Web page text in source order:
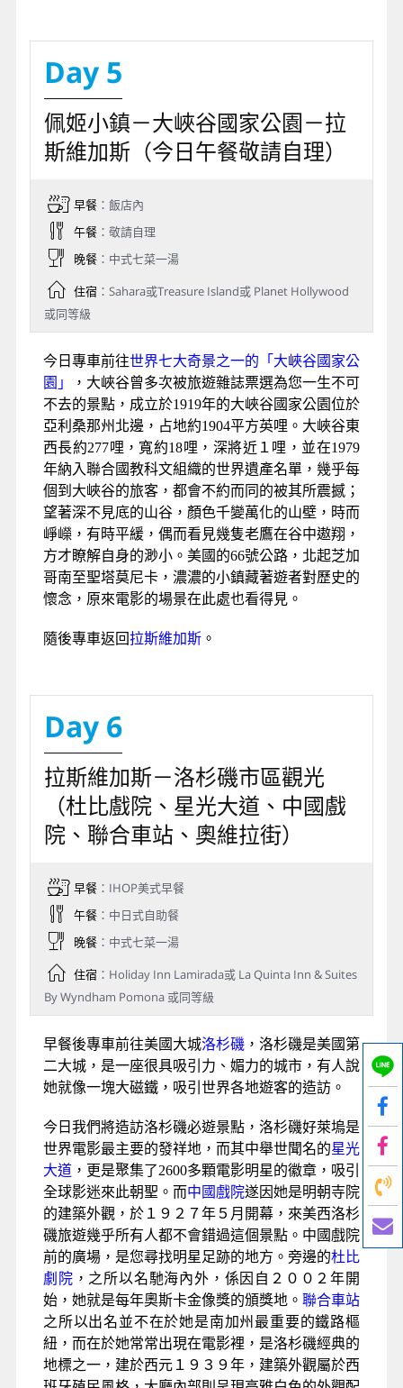
Day 5
佩姬小鎮－大峽谷國家公園－拉
斯維加斯（今日午餐敬請自理）
早餐：飯店內
午餐：敬請自理
晚餐：中式七菜一湯
住宿：Sahara或Treasure Island或 Planet Hollywood
或同等級
今日專車前往世界七大奇景之一的「大峽谷國家公
園」
，大峽谷曾多次被旅遊雜誌票選為您一生不可
不去的景點，成立於1919年的大峽谷國家公園位於
亞利桑那州北邊，占地約1904平方英哩。大峽谷東
西長約277哩，寬約18哩，深將近１哩，並在1979
年納入聯合國教科文組織的世界遺產名單，幾乎每
個到大峽谷的旅客，都會不約而同的被其所震撼；
望著深不見底的山谷，顏色千變萬化的山壁，時而
崢嶸，有時平緩，偶而看見幾隻老鷹在谷中遨翔，
方才瞭解自身的渺小。美國的66號公路，北起芝加
哥南至聖塔莫尼卡，濃濃的小鎮藏著遊者對歷史的
懷念，原來電影的場景在此處也看得見。
隨後專車返回拉斯維加斯。
Day 6
拉斯維加斯－洛杉磯市區觀光
（杜比戲院、星光大道、中國戲
院、聯合車站、奧維拉街）
早餐：IHOP美式早餐
午餐：中日式自助餐
晚餐：中式七菜一湯
住宿：Holiday Inn Lamirada或 La Quinta Inn & Suites
By Wyndham Pomona 或同等級
早餐後專車前往美國大城洛杉磯 ，洛杉磯是美國第
二大城，是一座很具吸引力、媚力的城市，有人說
她就像一塊大磁鐵，吸引世界各地遊客的造訪。
今日我們將造訪洛杉磯必遊景點，洛杉磯好萊塢是
世界電影最主要的發祥地，而其中舉世聞名的星光
大道，更是聚集了2600多顆電影明星的徽章，吸引
全球影迷來此朝聖。而中國戲院遂因她是明朝寺院
的建築外觀，於１９２７年５月開幕，來美西洛杉
磯旅遊幾乎所有人都不會錯過這個景點。中國戲院
前的廣場，是您尋找明星足跡的地方。旁邊的杜比
劇院 ，之所以名馳海內外，係因自２００２年開
始，她就是每年奧斯卡金像獎的頒獎地。聯合車站
之所以出名並不在於她是南加州最重要的鐵路樞
紐，而在於她常常出現在電影裡，是洛杉磯經典的
地標之一，建於西元１９３９年，建築外觀屬於西